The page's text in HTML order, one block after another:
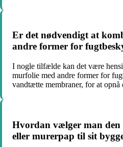
Er det nødvendigt at
andre former for
I nogle tilfælde kan det være
murfolie med andre former for
vandtætte membraner, for at opnå
Hvordan vælger man
eller murerpap til sit